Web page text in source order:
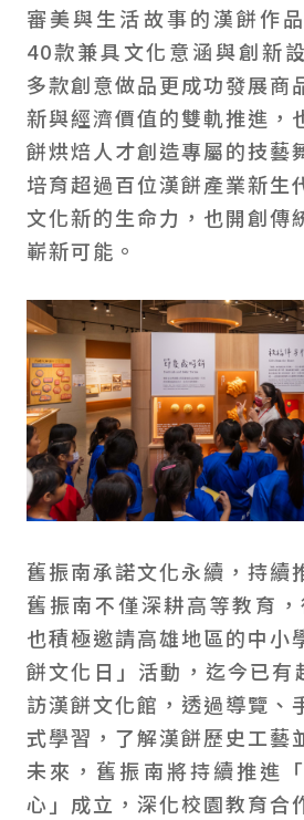
審美與生活故事的漢餅作
40款兼具文化意涵與創新
多款創意做品更成功發展商
新與經濟價值的雙軌推進，
餅烘焙人才創造專屬的技藝
培育超過百位漢餅產業新生
文化新的生命力，也開創傳
嶄新可能。
舊振南承諾文化永續，持續
舊振南不僅深耕高等教育
也積極邀請高雄地區的中小
餅文化日」活動，迄今已有
訪漢餅文化館，透過導覽、
式學習，了解漢餅歷史工藝
未來，舊振南將持續推進
心」成立，深化校園教育合